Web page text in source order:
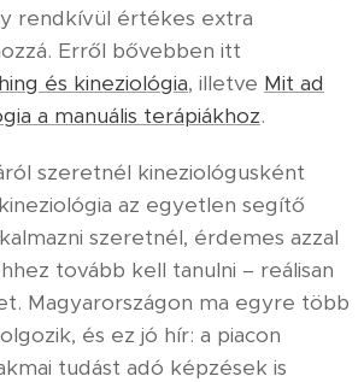
rendkívül értékes extra
Erről bővebben itt
és kineziológia, illetve Mit ad
a manuális terápiákhoz.
szeretnél kineziológusként
az egyetlen segítő
szeretnél, érdemes azzal
tovább kell tanulni – reálisan
Magyarországon ma egyre több
és ez jó hír: a piacon
tudást adó képzések is